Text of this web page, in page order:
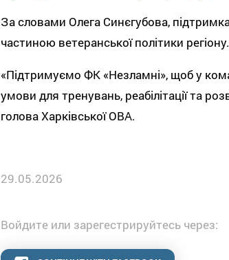
За словами Олега Синєгубова,
частиною ветеранської політики регіону.
«Підтримуємо ФК «Незламні», щоб у
умови для тренувань, реабілітації та
голова Харківської ОВА.
29.05.2026
Войдите или зарегестрируйтесь через: